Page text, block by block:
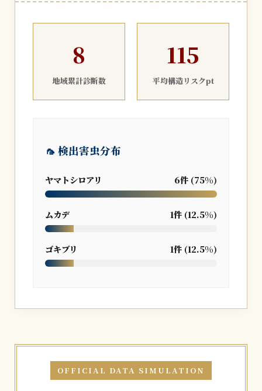
8
地域累計診断数
115
平均構造リスクpt
🦟 検出害虫分布
ヤマトシロアリ 6件 (75%)
ムカデ 1件 (12.5%)
ゴキブリ 1件 (12.5%)
OFFICIAL DATA SIMULATION